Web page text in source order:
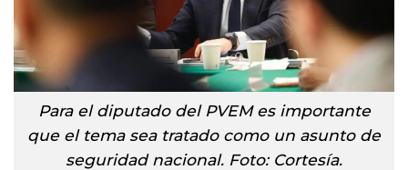
Para el diputado del PVEM es importante
que el tema sea tratado como un asunto de
seguridad nacional. Foto: Cortesía.